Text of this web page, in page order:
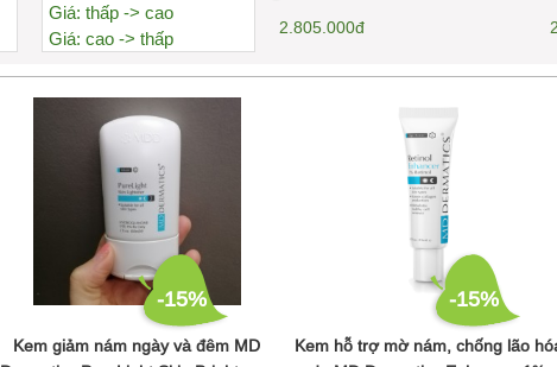
Giá: thấp -> cao
Giá: cao -> thấp
Đánh giá cao nhất
Tên A->Z
2.805.000đ
-15%
Kem giảm nám ngày và đêm MD
-15%
Kem hỗ trợ mờ nám, chống lão